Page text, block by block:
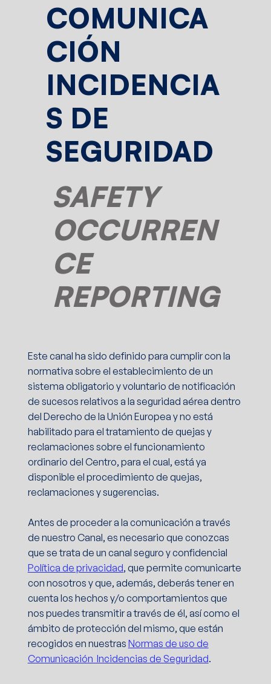
COMUNICA
CIÓN
INCIDENCIA
S DE
SEGURIDAD
SAFETY
OCCURREN
CE
REPORTING
Este canal ha sido definido para cumplir con la
normativa sobre el establecimiento de un
sistema obligatorio y voluntario de notificación
de sucesos relativos a la seguridad aérea dentro
del Derecho de la Unión Europea y no está
habilitado para el tratamiento de quejas y
reclamaciones sobre el funcionamiento
ordinario del Centro, para el cual, está ya
disponible el procedimiento de quejas,
reclamaciones y sugerencias.
Antes de proceder a la comunicación a través
de nuestro Canal, es necesario que conozcas
que se trata de un canal seguro y confidencial
Política de privacidad, que permite comunicarte
con nosotros y que, además, deberás tener en
cuenta los hechos y/o comportamientos que
nos puedes transmitir a través de él, así como el
ámbito de protección del mismo, que están
recogidos en nuestras Normas de uso de
Comunicación Incidencias de Seguridad.